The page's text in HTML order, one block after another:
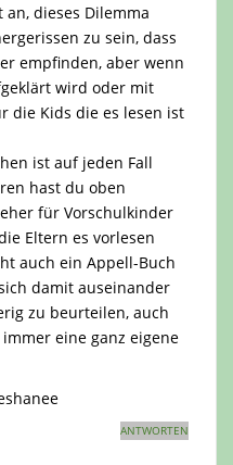
dieses Dilemma
zu sein, dass
empfinden, aber wenn
wird oder mit
die Kids die es lesen ist
ist auf jeden Fall
hast du oben
für Vorschulkinder
Eltern es vorlesen
auch ein Appell-Buch
damit auseinander
zu beurteilen, auch
eine ganz eigene
ANTWORTEN